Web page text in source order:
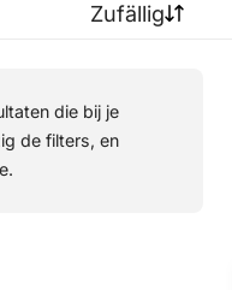
Zufällig
die bij je
de filters, en